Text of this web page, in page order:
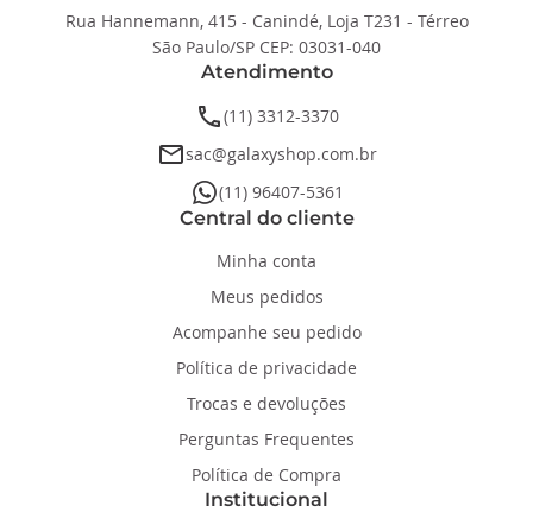
Rua Hannemann, 415 - Canindé, Loja T231 - Térreo
São Paulo/SP CEP: 03031-040
Atendimento
phone(11) 3312-3370
emailsac@galaxyshop.com.br
whatsapp(11) 96407-5361
Central do cliente
Minha conta
Meus pedidos
Acompanhe seu pedido
Política de privacidade
Trocas e devoluções
Perguntas Frequentes
Política de Compra
Institucional